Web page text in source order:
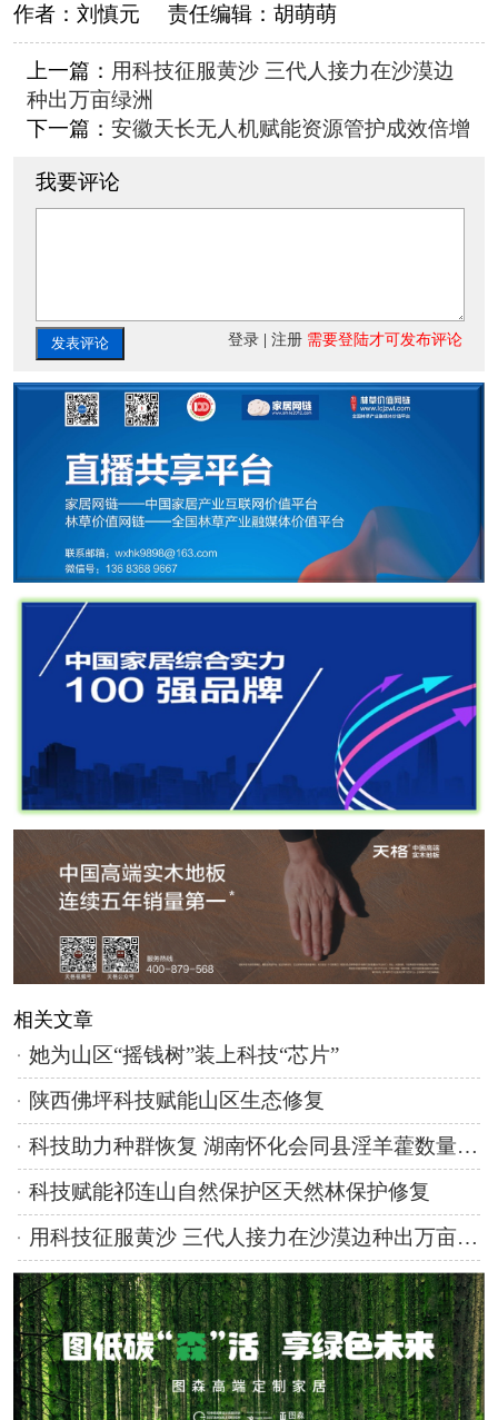
作者： 刘慎元 责任编辑： 胡萌萌
上一篇： 用科技征服黄沙 三代人接力在沙漠边
种出万亩绿洲
下一篇： 安徽天长无人机赋能资源管护成效倍增
我要评论
发表评论 登录 |注册 需要登陆才可发布评论
相关文章
她为山区“摇钱树”装上科技“芯片”
陕西佛坪科技赋能山区生态修复
科技助力种群恢复 湖南怀化会同县淫羊藿数量五年增长35%
科技赋能祁连山自然保护区天然林保护修复
用科技征服黄沙 三代人接力在沙漠边种出万亩绿洲